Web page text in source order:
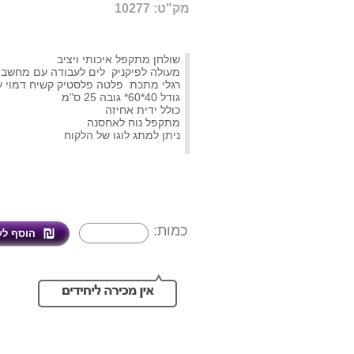
מק"ט: 10277
שולחן מתקפל איכותי ויציב
מעולה לפיקניק לים לעבודה עם מחשב
רגלי מתכת פלטה פלסטיק קשיח דמוי
גודל 40*60* גובה 25 ס"מ
כולל ידית אחיזה
מתקפל נוח לאחסנה
ניתן למתג לוגו של הלקוח
כמות: